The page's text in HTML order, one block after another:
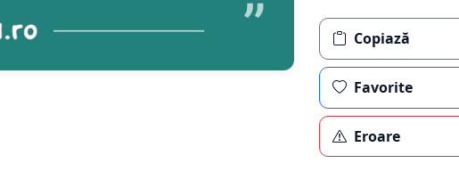
Copiază
Favorite
Eroare